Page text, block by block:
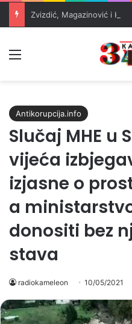
Antikorupcija.info
Slučaj MHE u
vijeća
izjasne o
a
donositi bez
stava
radiokameleon 10/05/2021